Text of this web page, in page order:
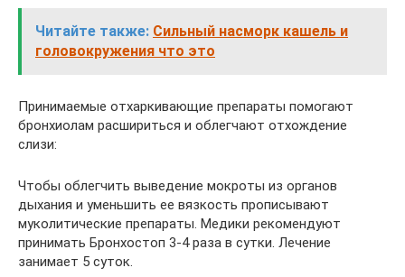
Читайте также: Сильный насморк кашель и
головокружения что это
Принимаемые отхаркивающие препараты помогают
бронхиолам расшириться и облегчают отхождение
слизи:
Чтобы облегчить выведение мокроты из органов
дыхания и уменьшить ее вязкость прописывают
муколитические препараты. Медики рекомендуют
принимать Бронхостоп 3-4 раза в сутки. Лечение
занимает 5 суток.